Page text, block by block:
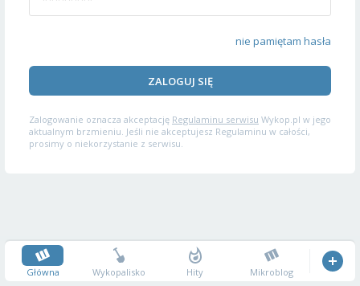
nie pamiętam hasła
ZALOGUJ SIĘ
Zalogowanie oznacza akceptację Regulaminu serwisu Wykop.pl w jego
aktualnym brzmieniu. Jeśli nie akceptujesz Regulaminu w całości,
prosimy o niekorzystanie z serwisu.
Główna Wykopalisko Hity Mikroblog